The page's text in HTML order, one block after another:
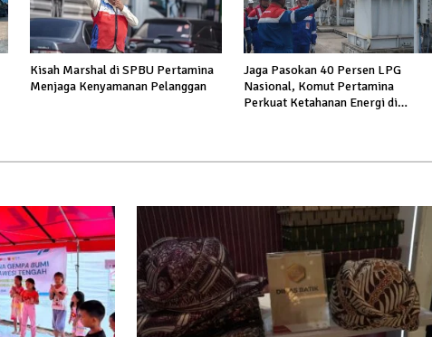
Kisah Marshal di SPBU Pertamina
Menjaga Kenyamanan Pelanggan
Jaga Pasokan 40 Persen LPG
Nasional, Komut Pertamina
Perkuat Ketahanan Energi di